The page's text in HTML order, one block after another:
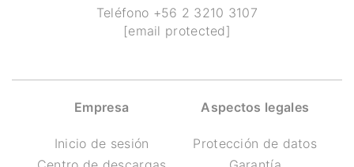
Teléfono +56 2 3210 3107
[email protected]
Empresa
Inicio de sesión
Aspectos legales
Protección de datos